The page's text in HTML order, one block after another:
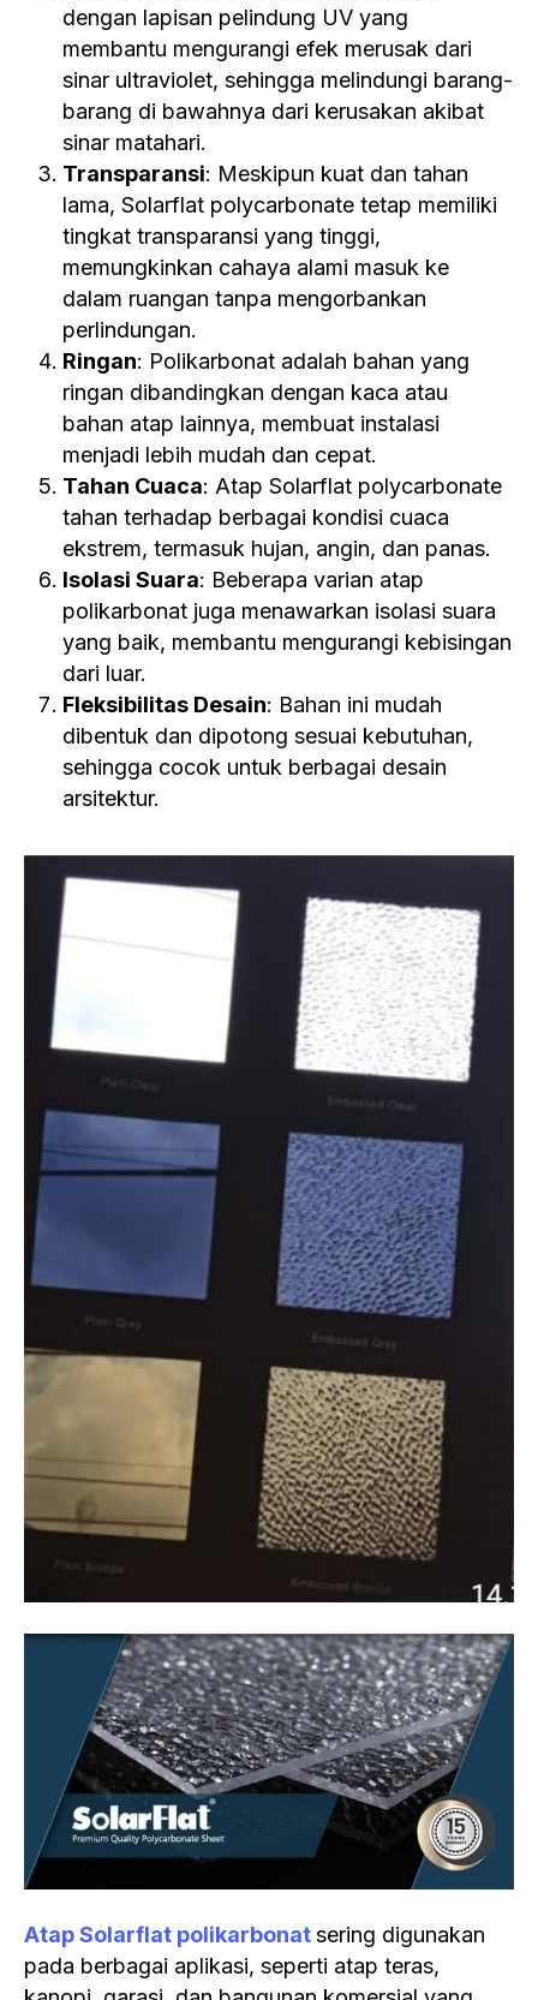
dengan lapisan pelindung UV yang
membantu mengurangi efek merusak dari
sinar ultraviolet, sehingga melindungi barang-
barang di bawahnya dari kerusakan akibat
sinar matahari.
Transparansi: Meskipun kuat dan tahan
lama, Solarflat polycarbonate tetap memiliki
tingkat transparansi yang tinggi,
memungkinkan cahaya alami masuk ke
dalam ruangan tanpa mengorbankan
perlindungan.
Ringan: Polikarbonat adalah bahan yang
ringan dibandingkan dengan kaca atau
bahan atap lainnya, membuat instalasi
menjadi lebih mudah dan cepat.
Tahan Cuaca: Atap Solarflat polycarbonate
tahan terhadap berbagai kondisi cuaca
ekstrem, termasuk hujan, angin, dan panas.
Isolasi Suara: Beberapa varian atap
polikarbonat juga menawarkan isolasi suara
yang baik, membantu mengurangi kebisingan
dari luar.
Fleksibilitas Desain: Bahan ini mudah
dibentuk dan dipotong sesuai kebutuhan,
sehingga cocok untuk berbagai desain
arsitektur.
Atap Solarflat polikarbonatsering digunakan
pada berbagai aplikasi, seperti atap teras,